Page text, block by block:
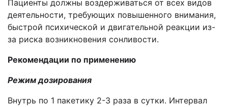
Пациенты должны воздерживаться от всех видов
деятельности, требующих повышенного внимания,
быстрой психической и двигательной реакции из-
за риска возникновения сонливости.
Рекомендации по применению
Режим дозирования
Внутрь по 1 пакетику 2-3 раза в сутки. Интервал